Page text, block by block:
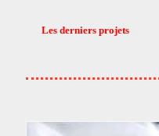
Les derniers projets